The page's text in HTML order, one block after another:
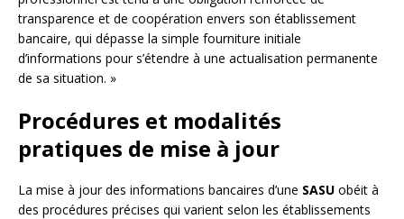
transparence et de coopération envers son établissement
bancaire, qui dépasse la simple fourniture initiale
d’informations pour s’étendre à une actualisation permanente
de sa situation. »
Procédures et modalités
pratiques de mise à jour
La mise à jour des informations bancaires d’une SASU obéit à
des procédures précises qui varient selon les établissements